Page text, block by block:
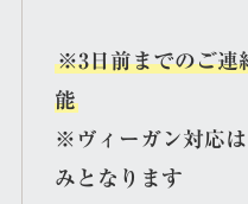
※3日前までのご連
能
※ヴィーガン対応
みとなります